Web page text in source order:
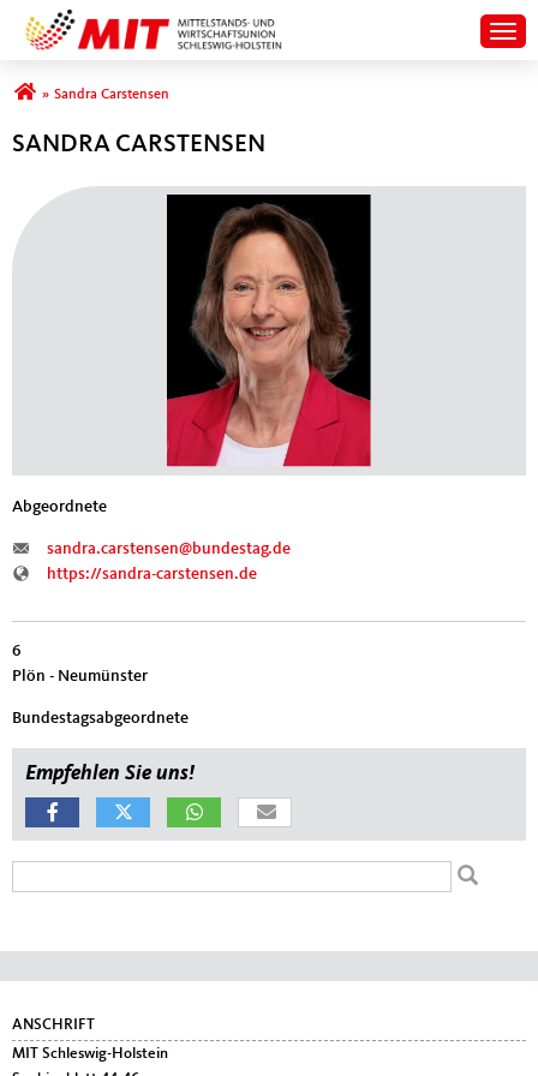
Sie sind hier
» Sandra Carstensen
SANDRA CARSTENSEN
Abgeordnete
sandra.carstensen@bundestag.de
https://sandra-carstensen.de
6
Plön - Neumünster
Bundestagsabgeordnete
Empfehlen Sie uns!
Fußbereich
ANSCHRIFT
MIT Schleswig-Holstein